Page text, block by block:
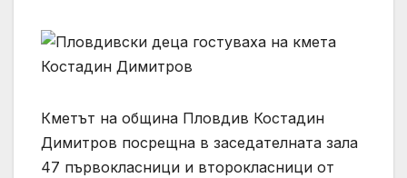
Кметът на община Пловдив Костадин
Димитров посрещна в заседателната зала
47 първокласници и второкласници от